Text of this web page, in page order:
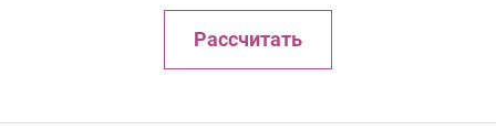
Рассчитать